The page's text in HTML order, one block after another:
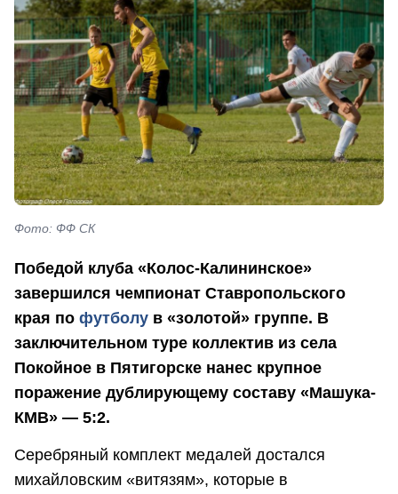
Фото: ФФ СК
Победой клуба «Колос-Калининское»
завершился чемпионат Ставропольского
края по футболу в «золотой» группе. В
заключительном туре коллектив из села
Покойное в Пятигорске нанес крупное
поражение дублирующему составу «Машука-
КМВ» — 5:2.
Серебряный комплект медалей достался
михайловским «витязям», которые в